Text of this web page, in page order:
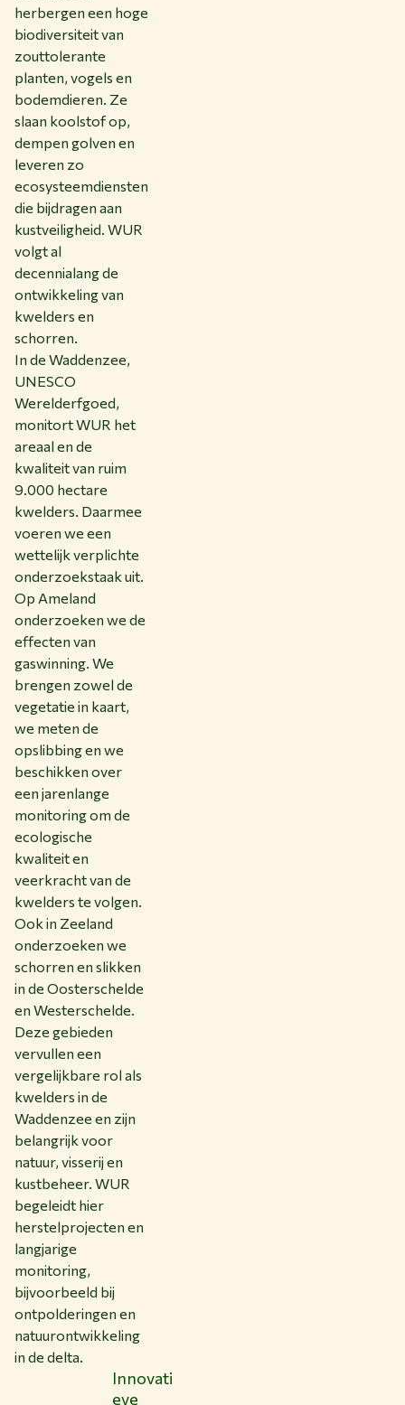
herbergen een hoge
biodiversiteit van
zouttolerante
planten, vogels en
bodemdieren. Ze
slaan koolstof op,
dempen golven en
leveren zo
ecosysteemdiensten
die bijdragen aan
kustveiligheid. WUR
volgt al
decennialang de
ontwikkeling van
kwelders en
schorren.
In de Waddenzee,
UNESCO
Werelderfgoed,
monitort WUR het
areaal en de
kwaliteit van ruim
9.000 hectare
kwelders. Daarmee
voeren we een
wettelijk verplichte
onderzoekstaak uit.
Op Ameland
onderzoeken we de
effecten van
gaswinning. We
brengen zowel de
vegetatie in kaart,
we meten de
opslibbing en we
beschikken over
een jarenlange
monitoring om de
ecologische
kwaliteit en
veerkracht van de
kwelders te volgen.
Ook in Zeeland
onderzoeken we
schorren en slikken
in de Oosterschelde
en Westerschelde.
Deze gebieden
vervullen een
vergelijkbare rol als
kwelders in de
Waddenzee en zijn
belangrijk voor
natuur, visserij en
kustbeheer. WUR
begeleidt hier
herstelprojecten en
langjarige
monitoring,
bijvoorbeeld bij
ontpolderingen en
natuurontwikkeling
in de delta.
Innovati
eve